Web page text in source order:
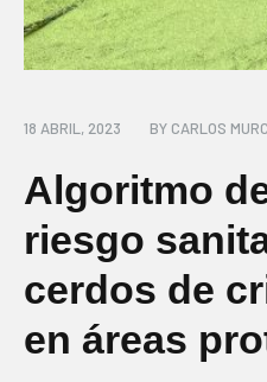
18 ABRIL, 2023 BY CARLOS
Algoritmo
riesgo
cerdos de
en áreas